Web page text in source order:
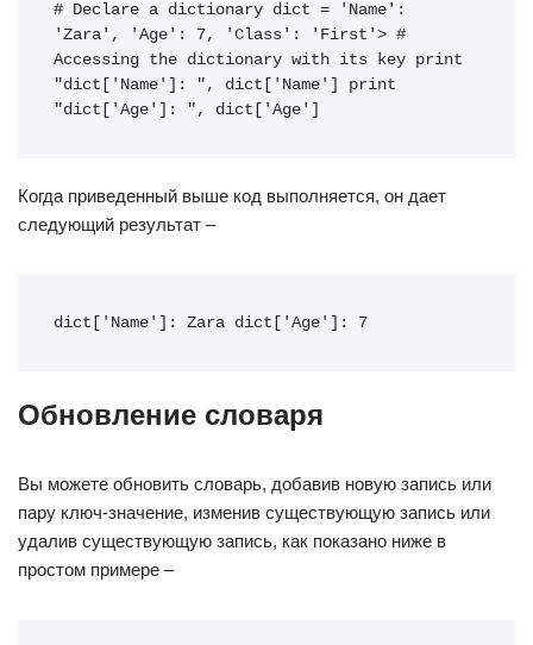
# Declare a dictionary dict = 'Name' :
'Zara' , 'Age' : 7, 'Class' : 'First' > #
Accessing the dictionary with its key print
"dict['Name']: " , dict 'Name'
print
"dict['Age']: " , dict 'Age'
Когда приведенный выше код выполняется, он дает
следующий результат –
dict['Name']: Zara dict['Age']: 7
Обновление словаря
Вы можете обновить словарь, добавив новую запись или
пару ключ-значение, изменив существующую запись или
удалив существующую запись, как показано ниже в
простом примере –